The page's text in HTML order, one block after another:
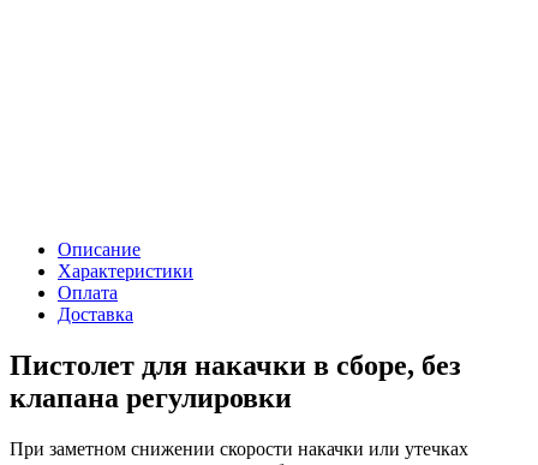
Описание
Характеристики
Оплата
Доставка
Пистолет для накачки в сборе, без
клапана регулировки
При заметном снижении скорости накачки или утечках